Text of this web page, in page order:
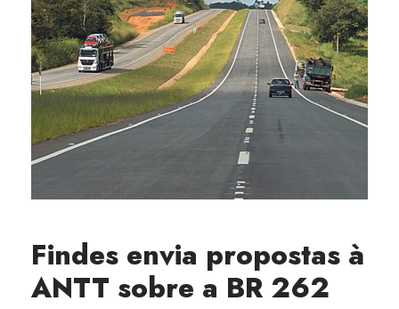
Findes envia propostas à
ANTT sobre a BR 262